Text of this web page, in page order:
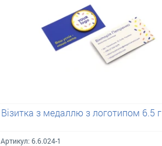
Візитка з медаллю з логотипом 6.5 г
Артикул: 6.6.024-1